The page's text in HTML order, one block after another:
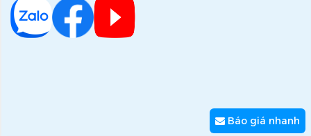
Báo giá nhanh